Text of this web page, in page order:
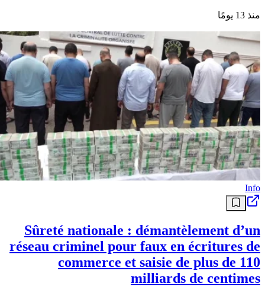
منذ 13 يومًا
Info
Sûreté nationale : démantèlement d’un
réseau criminel pour faux en écritures de
commerce et saisie de plus de 110
milliards de centimes